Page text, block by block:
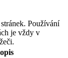
Používání
je vždy v